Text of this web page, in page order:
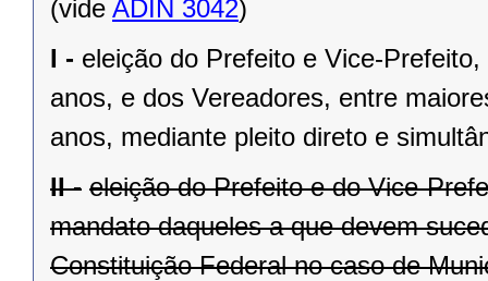
(vide ADIN 3042)
I - eleição do Prefeito e Vice-
anos, e dos Vereadores, entre
anos, mediante pleito direto e
II - eleição do Prefeito e do Vice-
mandato daqueles a que devem
Constituição Federal no caso de